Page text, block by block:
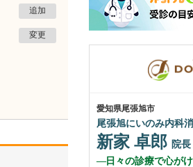
追加
変更
愛知県尾張旭市
尾張旭にいのみ内科
新家 卓郎 院長
日々の診療で心が